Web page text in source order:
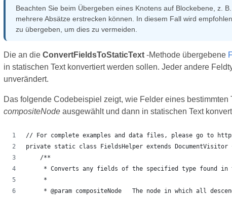
Beachten Sie beim Übergeben eines Knotens auf Blockebene, z. B.
mehrere Absätze erstrecken können. In diesem Fall wird
zu übergeben, um dies zu vermeiden.
Die an die ConvertFieldsToStaticText-Methode übergebene
in statischen Text konvertiert werden sollen. Jeder andere
unverändert.
Das folgende Codebeispiel zeigt, wie Felder eines bestimmten
compositeNodeausgewählt und dann in statischen Text
// For complete examples and data files, please go to
private static class FieldsHelper extends DocumentVisitor
    /**
* Converts any fields of the specified type found
     *
* @param compositeNode   The node in which all